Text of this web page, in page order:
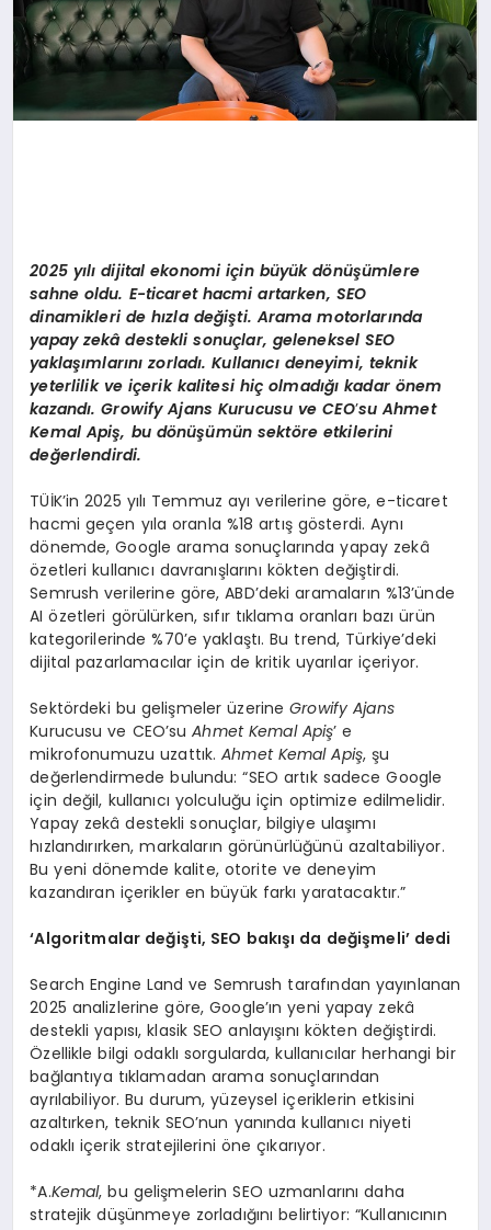
2025 yılı dijital ekonomi için büyük dönüşümlere
sahne oldu. E-ticaret hacmi artarken, SEO
dinamikleri de hızla değişti. Arama motorlarında
yapay zekâ destekli sonuçlar, geleneksel SEO
yaklaşımlarını zorladı. Kullanıcı deneyimi, teknik
yeterlilik ve içerik kalitesi hiç olmadığı kadar önem
kazandı. Growify Ajans Kurucusu ve CEO’su Ahmet
Kemal Apiş, bu dönüşümün sektöre etkilerini
değerlendirdi.
TÜİK’in 2025 yılı Temmuz ayı verilerine göre, e-ticaret
hacmi geçen yıla oranla %18 artış gösterdi. Aynı
dönemde, Google arama sonuçlarında yapay zekâ
özetleri kullanıcı davranışlarını kökten değiştirdi.
Semrush verilerine göre, ABD’deki aramaların %13’ünde
AI özetleri görülürken, sıfır tıklama oranları bazı ürün
kategorilerinde %70’e yaklaştı. Bu trend, Türkiye’deki
dijital pazarlamacılar için de kritik uyarılar içeriyor.
Sektördeki bu gelişmeler üzerineGrowify Ajans
Kurucusu ve CEO’suAhmet Kemal Apiş’ e
mikrofonumuzu uzattık.Ahmet Kemal Apiş, şu
değerlendirmede bulundu: “SEO artık sadece Google
için değil, kullanıcı yolculuğu için optimize edilmelidir.
Yapay zekâ destekli sonuçlar, bilgiye ulaşımı
hızlandırırken, markaların görünürlüğünü azaltabiliyor.
Bu yeni dönemde kalite, otorite ve deneyim
kazandıran içerikler en büyük farkı yaratacaktır.”
‘Algoritmalar değişti, SEO bakışı da değişmeli’ dedi
Search Engine Land ve Semrush tarafından yayınlanan
2025 analizlerine göre, Google’ın yeni yapay zekâ
destekli yapısı, klasik SEO anlayışını kökten değiştirdi.
Özellikle bilgi odaklı sorgularda, kullanıcılar herhangi bir
bağlantıya tıklamadan arama sonuçlarından
ayrılabiliyor. Bu durum, yüzeysel içeriklerin etkisini
azaltırken, teknik SEO’nun yanında kullanıcı niyeti
odaklı içerik stratejilerini öne çıkarıyor.
*A.Kemal, bu gelişmelerin SEO uzmanlarını daha
stratejik düşünmeye zorladığını belirtiyor: “Kullanıcının